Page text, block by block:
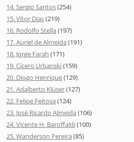
14. Sergio Santos(254)
15. Vítor Dias(219)
16. Rodolfo Stella (197)
17. Auriel de Almeida (191)
18. Jorge Farah (171)
19. Cícero Urbanski(159)
20. Diogo Henrique(129)
21. Adalberto Klüser(127)
22. Felipe Feitosa (124)
23. José Ricardo Almeida (106)
24. Vicente H. Baroffaldi(100)
25. Wanderson Pereira (85)